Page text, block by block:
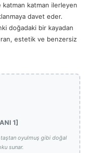
katman katman ilerleyen
davet eder.
doğadaki bir kayadan
estetik ve benzersiz
1]
oyulmuş gibi doğal
sunar.